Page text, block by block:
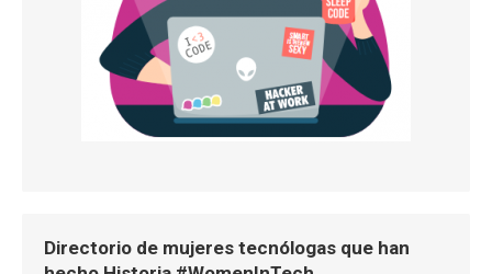
Directorio de mujeres tecnólogas que han